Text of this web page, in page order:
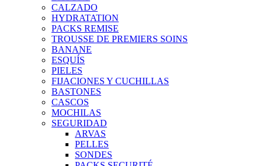
CALZADO
HYDRATATION
PACKS REMISE
TROUSSE DE PREMIERS SOINS
BANANE
ESQUÍS
PIELES
FIJACIONES Y CUCHILLAS
BASTONES
CASCOS
MOCHILAS
SEGURIDAD
ARVAS
PELLES
SONDES